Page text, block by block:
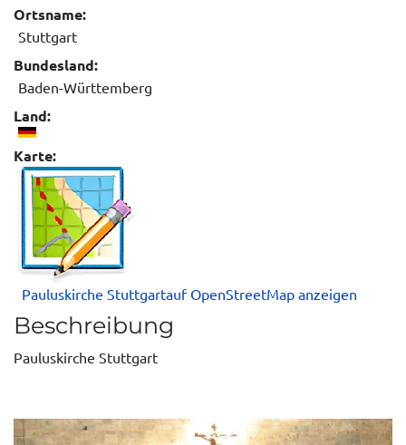
Ortsname:
Stuttgart
Bundesland:
Baden-Württemberg
Land:
Karte:
Pauluskirche Stuttgartauf OpenStreetMap anzeigen
Beschreibung
Pauluskirche Stuttgart